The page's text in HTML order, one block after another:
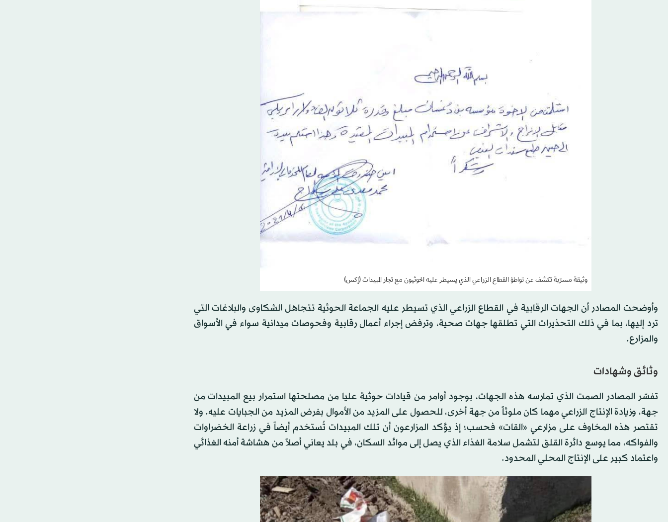
وثيقة مسرّبة تكشف عن تواطؤ القطاع الزراعي الذي يسيطر عليه الحوثيون مع تجار المبيدات (إكس)
وأوضحت المصادر أن الجهات الرقابية في القطاع الزراعي الذي تسيطر عليه الجماعة الحوثية تتجاهل الشكاوى والبلاغات التي
ترد إليها، بما في ذلك التحذيرات التي تطلقها جهات صحية، وترفض إجراء أعمال رقابية وفحوصات ميدانية سواء في الأسواق
والمزارع.
وثائق وشهادات
تفسّر المصادر الصمت الذي تمارسه هذه الجهات، بوجود أوامر من قيادات حوثية عليا من مصلحتها استمرار بيع المبيدات من
جهة، وزيادة الإنتاج الزراعي مهما كان ملوثاً من جهة أخرى، للحصول على المزيد من الأموال بفرض المزيد من الجبايات عليه. ولا
تقتصر هذه المخاوف على مزارعي «القات» فحسب؛ إذ يؤكد المزارعون أن تلك المبيدات تُستخدم أيضاً في زراعة الخضراوات
والفواكه، مما يوسع دائرة القلق لتشمل سلامة الغذاء الذي يصل إلى موائد السكان، في بلد يعاني أصلاً من هشاشة أمنه الغذائي
واعتماد كبير على الإنتاج المحلي المحدود.